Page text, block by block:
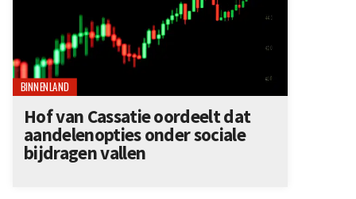
BINNENLAND
Hof van Cassatie oordeelt dat
aandelenopties onder sociale
bijdragen vallen